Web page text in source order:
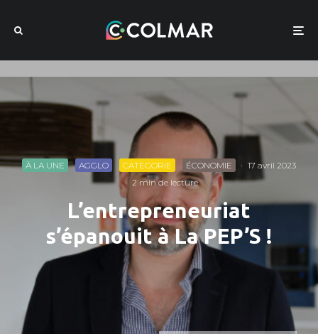
À LA UNE AGGLO CATEGORIE ÉCONOMIE · 17 avril 2023
· 2 min de lecture
L’entrepreneuriat
s’épanouit à La PEP’S !